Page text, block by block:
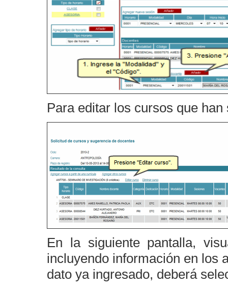
Para editar los cursos que
En la siguiente pantalla,
incluyendo información en los
dato ya ingresado, deberá